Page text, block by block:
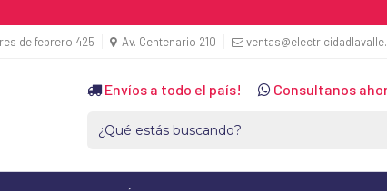
de febrero 425 Av. Centenario 210
Envíos a todo el país! Consultanos